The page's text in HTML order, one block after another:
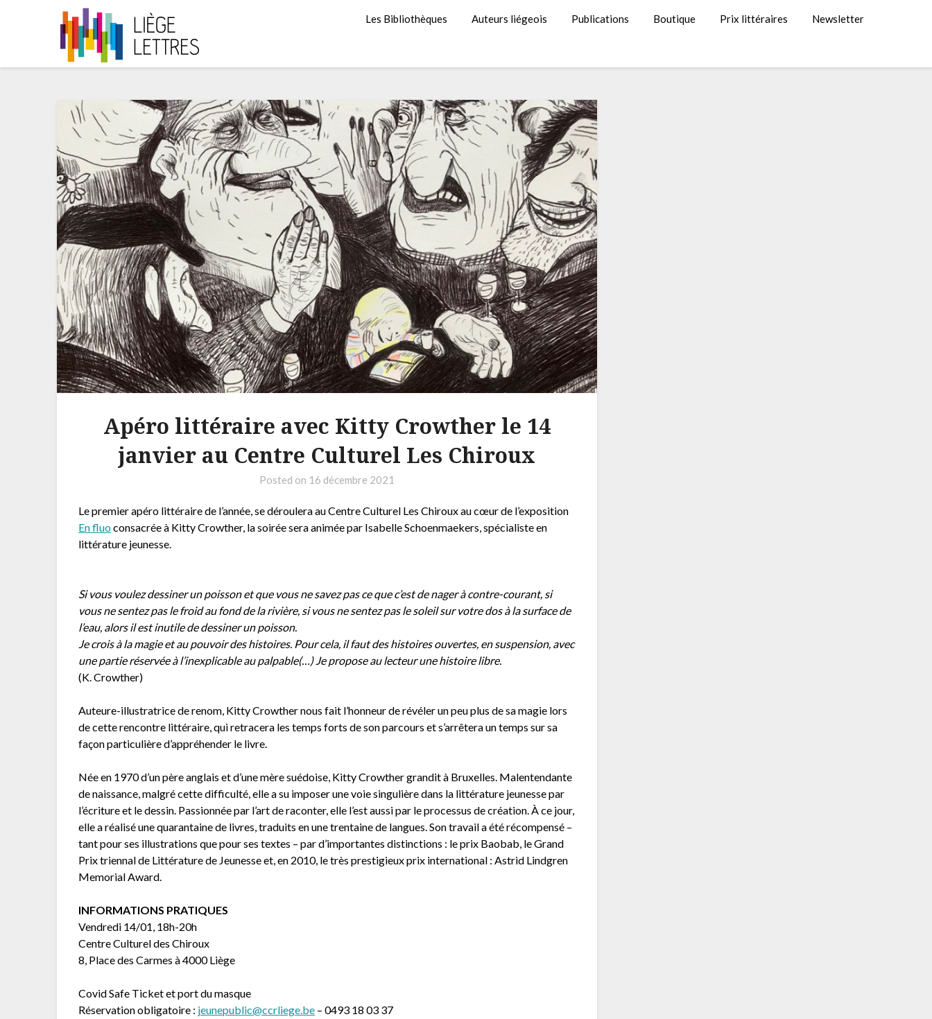
Les Bibliothèques Auteurs liégeois Publications Boutique Prix littéraires Newsletter
Apéro littéraire avec Kitty Crowther le 14
janvier au Centre Culturel Les Chiroux
Posted on 16 décembre 2021
Le premier apéro littéraire de l’année, se déroulera au Centre Culturel Les Chiroux au cœur de l’exposition
En fluoconsacrée à Kitty Crowther, la soirée sera animée par Isabelle Schoenmaekers, spécialiste en
littérature jeunesse.
Si vous voulez dessiner un poisson et que vous ne savez pas ce que c’est de nager à contre-courant, si
vous ne sentez pas le froid au fond de la rivière, si vous ne sentez pas le soleil sur votre dos à la surface de
l’eau, alors il est inutile de dessiner un poisson.
Je crois à la magie et au pouvoir des histoires. Pour cela, il faut des histoires ouvertes, en suspension, avec
une partie réservée à l’inexplicable au palpable(…) Je propose au lecteur une histoire libre.
(K. Crowther)
Auteure-illustratrice de renom, Kitty Crowther nous fait l’honneur de révéler un peu plus de sa magie lors
de cette rencontre littéraire, qui retracera les temps forts de son parcours et s’arrêtera un temps sur sa
façon particulière d’appréhender le livre.
Née en 1970 d’un père anglais et d’une mère suédoise, Kitty Crowther grandit à Bruxelles. Malentendante
de naissance, malgré cette difficulté, elle a su imposer une voie singulière dans la littérature jeunesse par
l’écriture et le dessin. Passionnée par l’art de raconter, elle l’est aussi par le processus de création. À ce jour,
elle a réalisé une quarantaine de livres, traduits en une trentaine de langues. Son travail a été récompensé –
tant pour ses illustrations que pour ses textes – par d’importantes distinctions : le prix Baobab, le Grand
Prix triennal de Littérature de Jeunesse et, en 2010, le très prestigieux prix international : Astrid Lindgren
Memorial Award.
INFORMATIONS PRATIQUES
Vendredi 14/01, 18h-20h
Centre Culturel des Chiroux
8, Place des Carmes à 4000 Liège
Covid Safe Ticket et port du masque
Réservation obligatoire : jeunepublic@ccrliege.be – 0493 18 03 37